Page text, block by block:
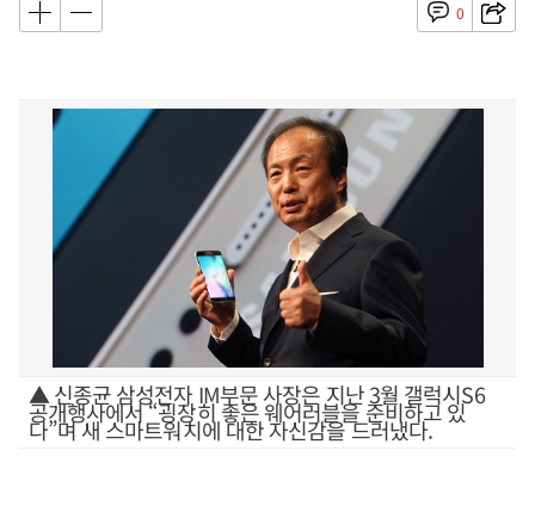
0
▲ 신종균 삼성전자 IM부문 사장은 지난 3월 갤럭시S6
공개행사에서 “굉장히 좋은 웨어러블을 준비하고 있
다”며 새 스마트워치에 대한 자신감을 드러냈다.